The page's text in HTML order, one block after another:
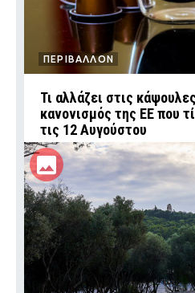
ΠΕΡΙΒΑΛΛΟΝ
Τι αλλάζει στις
κανονισμός της ΕΕ που
τις 12 Αυγούστου